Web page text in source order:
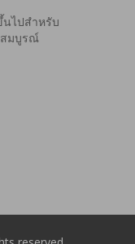
นไปสำหรับ
สมบูรณ์